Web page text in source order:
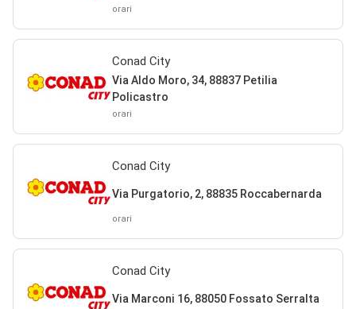
orari
Conad City
Via Aldo Moro, 34, 88837 Petilia
Policastro
orari
Conad City
Via Purgatorio, 2, 88835 Roccabernarda
orari
Conad City
Via Marconi 16, 88050 Fossato Serralta